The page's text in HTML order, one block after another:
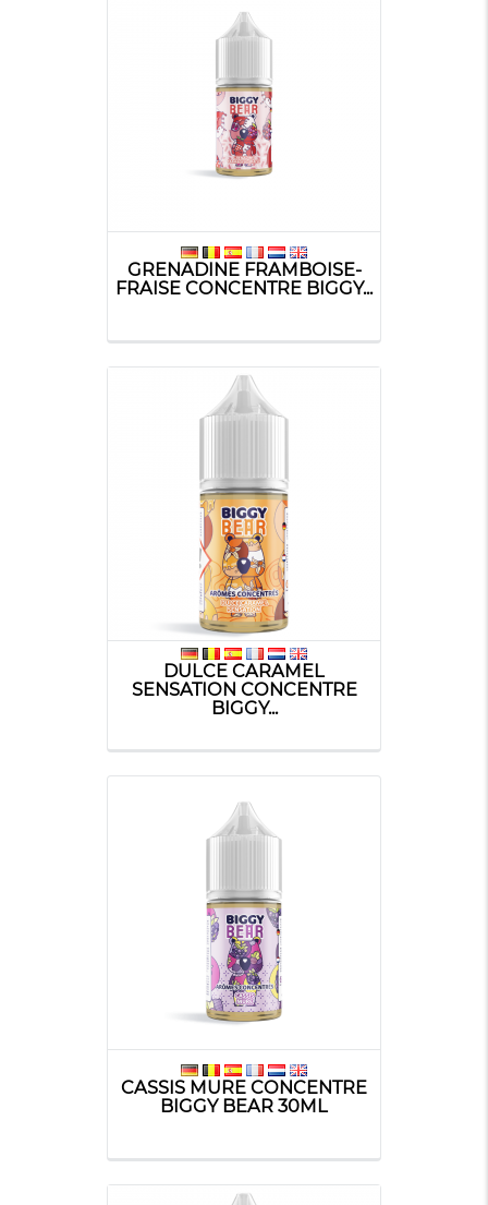
GRENADINE FRAMBOISE-
FRAISE CONCENTRE BIGGY...
DULCE CARAMEL
SENSATION CONCENTRE
BIGGY...
CASSIS MURE CONCENTRE
BIGGY BEAR 30ML